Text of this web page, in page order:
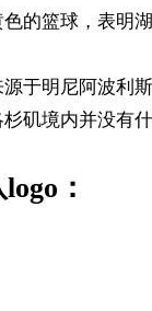
的篮球，表明
于明尼阿波利
矶境内并没有
：